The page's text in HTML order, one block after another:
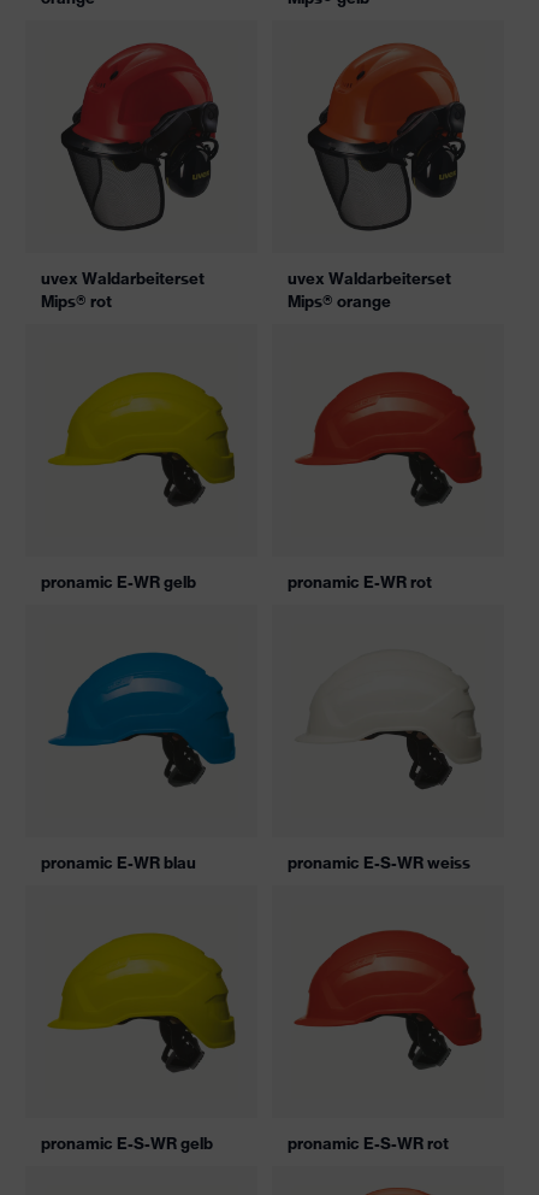
uvex Waldarbeiterset
Mips® rot
uvex Waldarbeiterset
Mips® orange
pronamic E-WR gelb pronamic E-WR rot
pronamic E-WR blau pronamic E-S-WR weiss
pronamic E-S-WR gelb pronamic E-S-WR rot